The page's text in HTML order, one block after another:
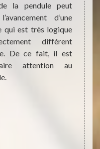
la pendule peut
d’une
qui est très logique
différent
De ce fait, il est
attention au
de
de